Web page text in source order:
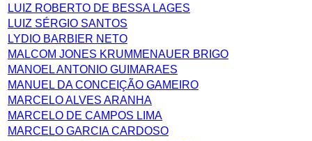
LUIZ ROBERTO DE BESSA LAGES
LUIZ SÉRGIO SANTOS
LYDIO BARBIER NETO
MALCOM JONES KRUMMENAUER BRIGO
MANOEL ANTONIO GUIMARAES
MANUEL DA CONCEIÇÃO GAMEIRO
MARCELO ALVES ARANHA
MARCELO DE CAMPOS LIMA
MARCELO GARCIA CARDOSO